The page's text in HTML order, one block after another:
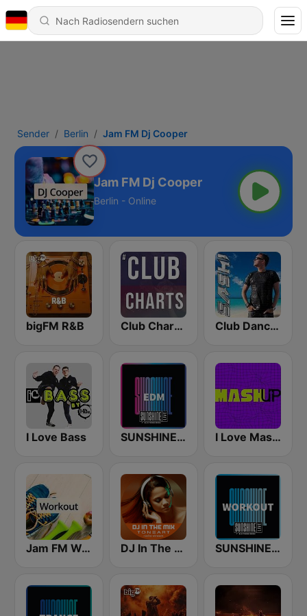
Sender Berlin Jam FM Dj Cooper
Jam FM Dj Cooper
Berlin - Online
bigFM R&B Club Charts - DJ & REMIX Radio Club Dance Only by DJ SASH
I Love Bass SUNSHINE LIVE - EDM I Love Mashup
Jam FM Workout DJ In The Mix SUNSHINE LIVE - Workout